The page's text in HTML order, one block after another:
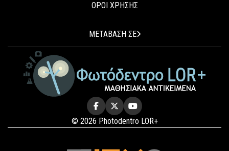
ΟΡΟΙ ΧΡΗΣΗΣ
ΜΕΤΑΒΑΣΗ ΣΕ
© 2026 Photodentro LOR+